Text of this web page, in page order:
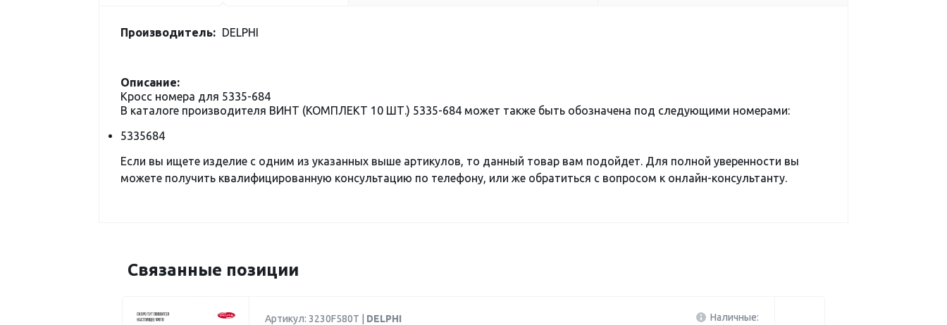
Производитель: DELPHI
Описание:
Кросс номера для 5335-684
В каталоге производителя ВИНТ (КОМПЛЕКТ 10 ШТ.) 5335-684 может также быть обозначена под следующими номерами:
5335684
Если вы ищете изделие с одним из указанных выше артикулов, то данный товар вам подойдет. Для полной уверенности вы
можете получить квалифицированную консультацию по телефону, или же обратиться с вопросом к онлайн-консультанту.
Связанные позиции
Артикул: 3230F580T | DELPHI Наличные: